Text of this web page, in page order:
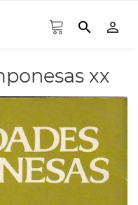
search person_outline
xx